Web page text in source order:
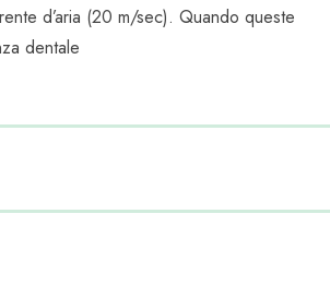
d’aria (20 m/sec). Quando queste
dentale